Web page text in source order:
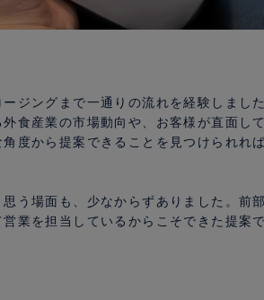
ジングまで一通りの流れを経験しまし
食産業の市場動向や、お客様が直面し
度から提案できることを見つけられれ
う場面も、少なからずありました。前
業を担当しているからこそできた提案